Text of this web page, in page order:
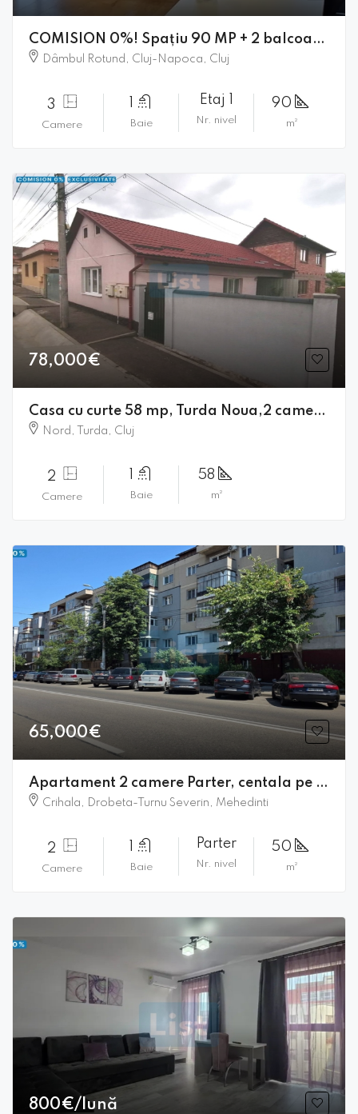
COMISION 0%! Spațiu 90 MP + 2 balcoane, parcare, Str Corneliu Coposu
Dâmbul Rotund, Cluj-Napoca, Cluj
3
Camere Baie
Etaj 1
Nr. nivel
90
m²
78,000€
Casa cu curte 58 mp, Turda Noua,2 camere, comision zero !!
Nord, Turda, Cluj
2
Camere Baie
58
m²
65,000€
Apartament 2 camere Parter, centala pe gaz
Crihala, Drobeta-Turnu Severin, Mehedinti
2
Camere Baie
Parter
Nr. nivel
50
m²
800€/lună